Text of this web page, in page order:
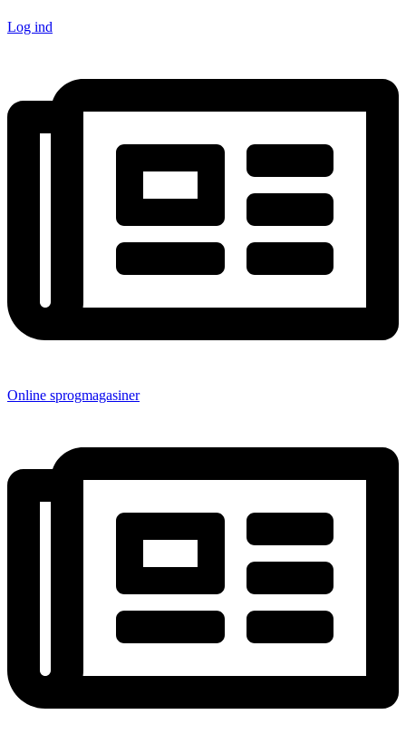
Log ind
Online sprogmagasiner